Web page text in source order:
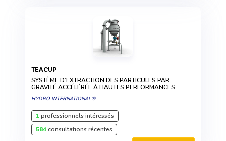
TEACUP
SYSTÈME D’EXTRACTION DES PARTICULES PAR
GRAVITÉ ACCÉLÉRÉE À HAUTES PERFORMANCES
HYDRO INTERNATIONAL®
1professionnels intéressés
584consultations récentes